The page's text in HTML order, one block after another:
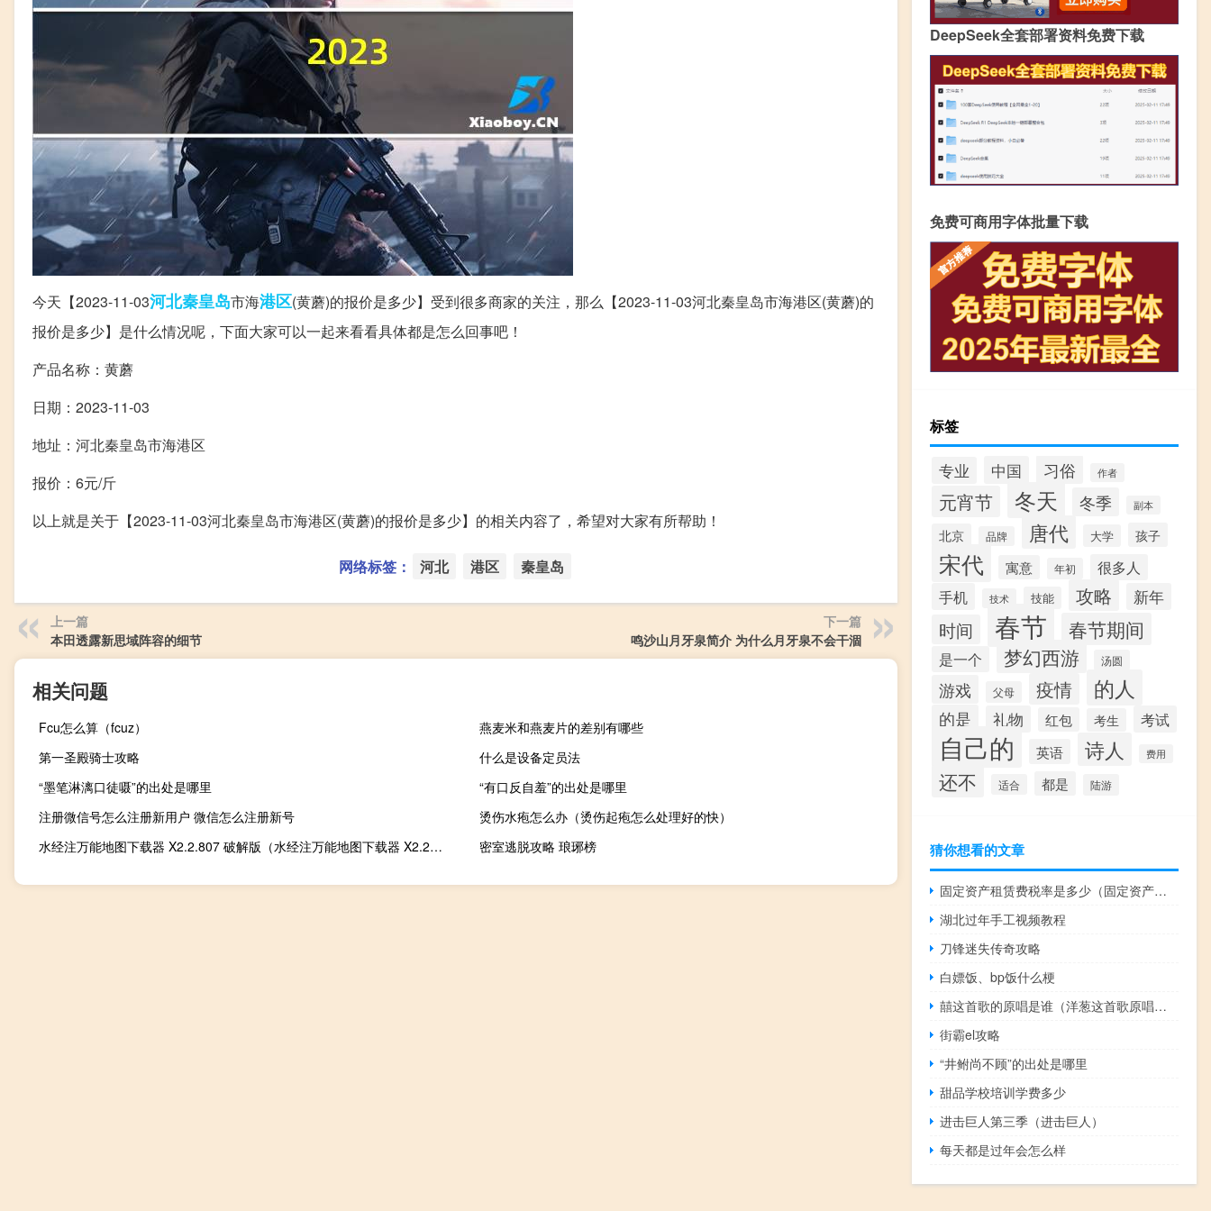
今天【2023-11-03河北秦皇岛市海港区(黄蘑)的报价是多少】受到很多商家的关注，那么【2023-11-03河北秦皇岛市海港区(黄蘑)的
报价是多少】是什么情况呢，下面大家可以一起来看看具体都是怎么回事吧！
产品名称：黄蘑
日期：2023-11-03
地址：河北秦皇岛市海港区
报价：6元/斤
以上就是关于【2023-11-03河北秦皇岛市海港区(黄蘑)的报价是多少】的相关内容了，希望对大家有所帮助！
网络标签： 河北 港区 秦皇岛
上一篇
本田透露新思域阵容的细节
下一篇
鸣沙山月牙泉简介 为什么月牙泉不会干涸
相关问题
Fcu怎么算（fcuz）
燕麦米和燕麦片的差别有哪些
第一圣殿骑士攻略
什么是设备定员法
“墨笔淋漓口徒嗫”的出处是哪里
“有口反自羞”的出处是哪里
注册微信号怎么注册新用户 微信怎么注册新号
烫伤水疱怎么办（烫伤起疱怎么处理好的快）
水经注万能地图下载器 X2.2.807 破解版（水经注万能地图下载器 X2.2.807 破解版功能简介）
密室逃脱攻略 琅琊榜
DeepSeek全套部署资料免费下载
免费可商用字体批量下载
标签
专业 中国 习俗 作者
元宵节 冬天 冬季 副本
北京 品牌 唐代 大学 孩子
宋代 寓意 年初 很多人
手机 技术 技能 攻略 新年
时间 春节 春节期间
是一个 梦幻西游 汤圆
游戏 父母 疫情 的人
的是 礼物 红包 考生 考试
自己的 英语 诗人 费用
还不 适合 都是 陆游
猜你想看的文章
固定资产租赁费税率是多少（固定资产租赁税率是多少）
湖北过年手工视频教程
刀锋迷失传奇攻略
白嫖饭、bp饭什么梗
囍这首歌的原唱是谁（洋葱这首歌原唱是谁）
街霸el攻略
“井鲋尚不顾”的出处是哪里
甜品学校培训学费多少
进击巨人第三季（进击巨人）
每天都是过年会怎么样